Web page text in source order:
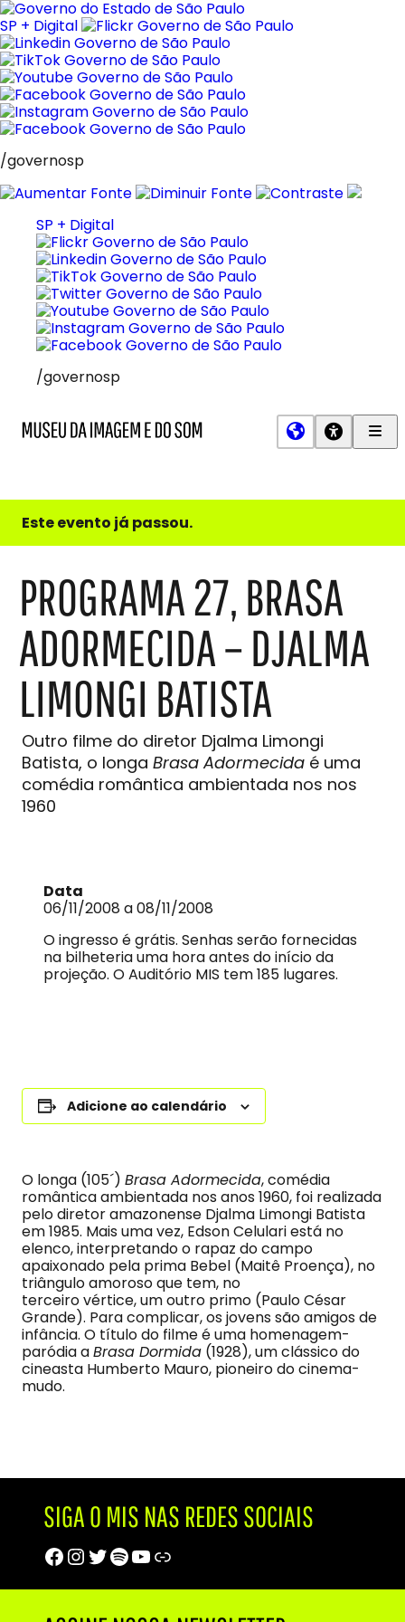
Pular
para
o
conteúdo
SP + Digital
/governosp
SP + Digital
/governosp
e
do
Este evento já passou.
PROGRAMA 27, BRASA
ADORMECIDA – DJALMA
LIMONGI BATISTA
Outro filme do diretor Djalma Limongi
Batista, o longa Brasa Adormecida é uma
comédia romântica ambientada nos nos
1960
Data
06/11/2008 a 08/11/2008
O ingresso é grátis. Senhas serão fornecidas
na bilheteria uma hora antes do início da
projeção. O Auditório MIS tem 185 lugares.
Adicione ao calendário
O longa (105´) Brasa Adormecida, comédia
romântica ambientada nos anos 1960, foi realizada
pelo diretor amazonense Djalma Limongi Batista
em 1985. Mais uma vez, Edson Celulari está no
elenco, interpretando o rapaz do campo
apaixonado pela prima Bebel (Maitê Proença), no
triângulo amoroso que tem, no
terceiro vértice, um outro primo (Paulo César
Grande). Para complicar, os jovens são amigos de
infância. O título do filme é uma homenagem-
paródia aBrasa Dormida (1928), um clássico do
cineasta Humberto Mauro, pioneiro do cinema-
mudo.
SIGA O MIS NAS REDES SOCIAIS
Facebook
Instagram
Twitter
Spotify
Youtube
Trip Advisor